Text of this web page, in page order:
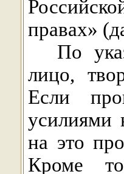
правах»
По
лицо,
Если
усилиями
на это
Кроме